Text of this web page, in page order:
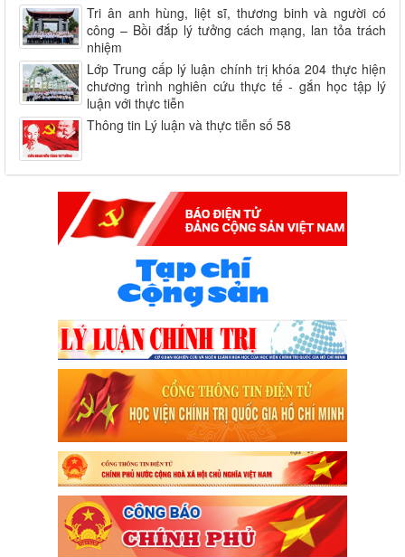
Tri ân anh hùng, liệt sĩ, thương binh và người có
công – Bồi đắp lý tưởng cách mạng, lan tỏa trách
nhiệm
Lớp Trung cấp lý luận chính trị khóa 204 thực hiện
chương trình nghiên cứu thực tế - gắn học tập lý
luận với thực tiễn
Thông tin Lý luận và thực tiễn số 58